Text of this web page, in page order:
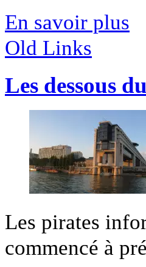
En savoir plus
Old Links
Les dessous
Les pirates
commencé à